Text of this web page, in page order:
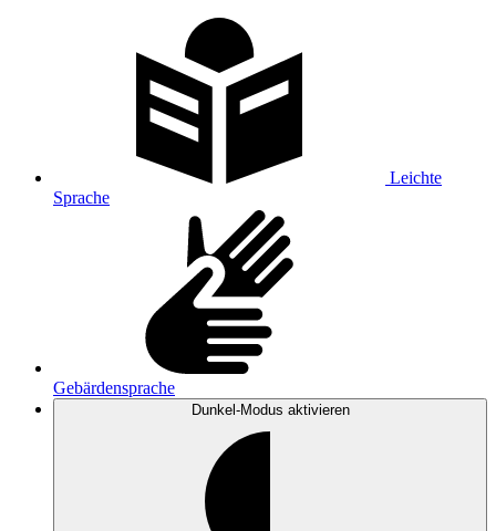
Leichte
Sprache
Gebärdensprache
Dunkel-Modus aktivieren